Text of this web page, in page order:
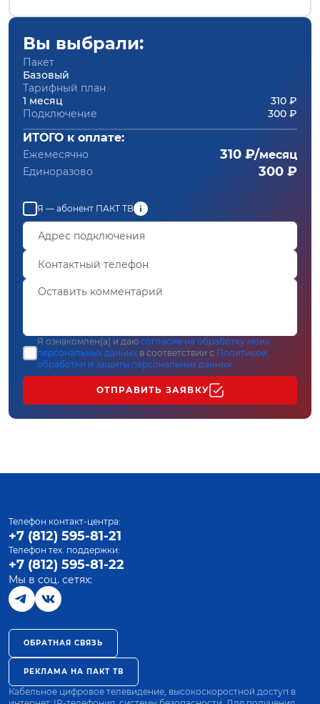
Вы выбрали:
Пакет
Базовый
Тарифный план
1 месяц
310 ₽
Подключение
300 ₽
ИТОГО к оплате:
Ежемесячно 310 ₽/месяц
Единоразово 300 ₽
Я — абонент ПАКТ ТВ
Я ознакомлен(а) и даю согласие на обработку моих
персональных данных в соответствии с Политикой
обработки и защиты персональных данных
ОТПРАВИТЬ ЗАЯВКУ
Телефон контакт-центра:
+7 (812) 595-81-21
Телефон тех. поддержки:
+7 (812) 595-81-22
Мы в соц. сетях:
ОБРАТНАЯ СВЯЗЬ
РЕКЛАМА НА ПАКТ ТВ
Кабельное цифровое телевидение, высокоскоростной доступ в